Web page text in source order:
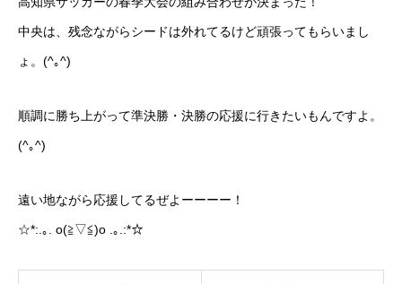
中央は、残念ながらシードは外れてるけど頑張ってもらいまし
ょ。(^｡^)
順調に勝ち上がって準決勝・決勝の応援に行きたいもんですよ。
(^｡^)
遠い地ながら応援してるぜよーーーー！
☆*:.｡. o(≧▽≦)o .｡.:*☆